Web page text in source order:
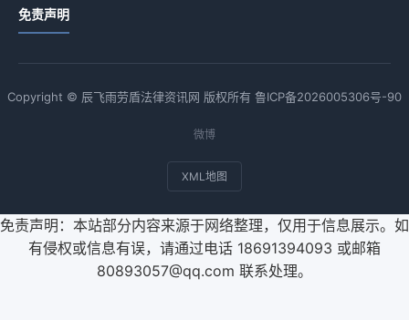
免责声明
Copyright © 辰飞雨劳盾法律资讯网 版权所有 鲁ICP备2026005306号-90
微博
XML地图
免责声明：本站部分内容来源于网络整理，仅用于信息展示。如
有侵权或信息有误，请通过电话 18691394093 或邮箱
80893057@qq.com 联系处理。